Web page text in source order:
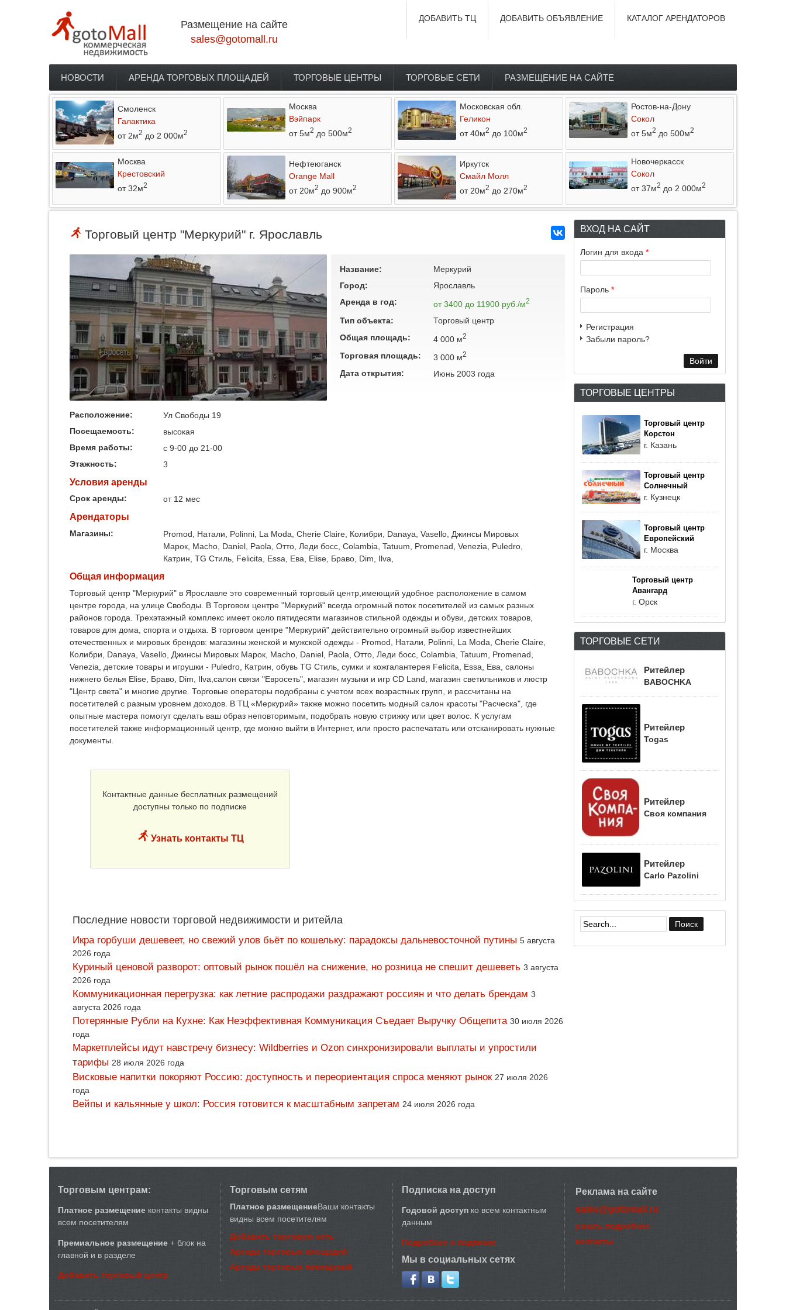
Размещение на сайте
sales@gotomall.ru
КАТАЛОГ АРЕНДАТОРОВ
ДОБАВИТЬ ОБЪЯВЛЕНИЕ
ДОБАВИТЬ ТЦ
Главное меню
НОВОСТИ АРЕНДА ТОРГОВЫХ ПЛОЩАДЕЙ ТОРГОВЫЕ ЦЕНТРЫ ТОРГОВЫЕ СЕТИ РАЗМЕЩЕНИЕ НА САЙТЕ
Смоленск
Галактика
от 2м2 до 2 000м2
Москва
Вэйпарк
от 5м2 до 500м2
Московская обл.
Геликон
от 40м2 до 100м2
Ростов-на-Дону
Сокол
от 5м2 до 500м2
Москва
Крестовский
от 32м2
Нефтеюганск
Orange Mall
от 20м2 до 900м2
Иркутск
Смайл Молл
от 20м2 до 270м2
Новочеркасск
Сокол
от 37м2 до 2 000м2
Торговый центр "Меркурий" г. Ярославль
Название:
Меркурий
Город:
Ярославль
Аренда в год:
от 3400 до 11900 руб./м2
Тип объекта:
Торговый центр
Общая площадь:
4 000 м2
Торговая площадь: 3 000 м2
Дата открытия: Июнь 2003 года
Расположение:
Ул Свободы 19
Посещаемость:
высокая
Время работы:
с 9-00 до 21-00
Этажность:
3
Условия аренды
Срок аренды: от 12 мес
Арендаторы
Магазины:
Promod, Натали, Polinni, La Moda, Cherie Claire, Колибри, Danaya, Vasello, Джинсы Мировых
Марок, Macho, Daniel, Paola, Отто, Леди босс, Colambia, Tatuum, Promenad, Venezia, Puledro,
Катрин, TG Стиль, Felicita, Essa, Ева, Elise, Браво, Dim, Ilva,
Общая информация
Торговый центр "Меркурий" в Ярославле это современный торговый центр,имеющий удобное расположение в самом
центре города, на улице Свободы. В Торговом центре "Меркурий" всегда огромный поток посетителей из самых разных
районов города. Трехэтажный комплекс имеет около пятидесяти магазинов стильной одежды и обуви, детских товаров,
товаров для дома, спорта и отдыха. В торговом центре "Меркурий" действительно огромный выбор известнейших
отечественных и мировых брендов: магазины женской и мужской одежды - Promod, Натали, Polinni, La Moda, Cherie Claire,
Колибри, Danaya, Vasello, Джинсы Мировых Марок, Macho, Daniel, Paola, Отто, Леди босс, Colambia, Tatuum, Promenad,
Venezia, детские товары и игрушки - Puledro, Катрин, обувь TG Стиль, сумки и кожгалантерея Felicita, Essa, Ева, салоны
нижнего белья Elise, Браво, Dim, Ilva,салон связи "Евросеть", магазин музыки и игр CD Land, магазин светильников и люстр
"Центр света" и многие другие. Торговые операторы подобраны с учетом всех возрастных групп, и рассчитаны на
посетителей с разным уровнем доходов. В ТЦ «Меркурий» также можно посетить модный салон красоты "Расческа", где
опытные мастера помогут сделать ваш образ неповторимым, подобрать новую стрижку или цвет волос. К услугам
посетителей также информационный центр, где можно выйти в Интернет, или просто распечатать или отсканировать нужные
документы.
Контактные данные бесплатных размещений
доступны только по подписке
Узнать контакты ТЦ
Последние новости торговой недвижимости и ритейла
Икра горбуши дешевеет, но свежий улов бьёт по кошельку: парадоксы дальневосточной путины 5 августа
2026 года
Куриный ценовой разворот: оптовый рынок пошёл на снижение, но розница не спешит дешеветь 3 августа
2026 года
Коммуникационная перегрузка: как летние распродажи раздражают россиян и что делать брендам 3
августа 2026 года
Потерянные Рубли на Кухне: Как Неэффективная Коммуникация Съедает Выручку Общепита 30 июля 2026
года
Маркетплейсы идут навстречу бизнесу: Wildberries и Ozon синхронизировали выплаты и упростили
тарифы 28 июля 2026 года
Висковые напитки покоряют Россию: доступность и переориентация спроса меняют рынок 27 июля 2026
года
Вейпы и кальянные у школ: Россия готовится к масштабным запретам 24 июля 2026 года
ВХОД НА САЙТ
Логин для входа *
Пароль *
Регистрация
Забыли пароль?
ТОРГОВЫЕ ЦЕНТРЫ
Торговый центр
Корстон
г. Казань
Торговый центр
Солнечный
г. Кузнецк
Торговый центр
Европейский
г. Москва
Торговый центр
Авангард
г. Орск
ТОРГОВЫЕ СЕТИ
Ритейлер
BABOCHKA
Ритейлер
Togas
Ритейлер
Своя компания
Ритейлер
Carlo Pazolini
Форма поиска
Торговым центрам:
Платное размещение контакты видны
всем посетителям
Премиальное размещение + блок на
главной и в разделе
Добавить торговый центр
Торговым сетям
Платное размещениеВаши контакты
видны всем посетителям
Добавить торговую сеть
Аренда торговых площадей
Аренда торговых помещений
Подписка на доступ
Годовой доступ ко всем контактным
данным
Подробнее о подписке
Мы в социальных сетях
Реклама на сайте
sales@gotomall.ru
узнать подробнее
контакты